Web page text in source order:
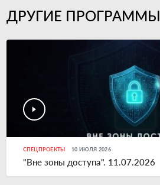
ДРУГИЕ ПРОГРАММЫ
СПЕЦПРОЕКТЫ 10 ИЮЛЯ 2026
"Вне зоны доступа". 11.07.2026